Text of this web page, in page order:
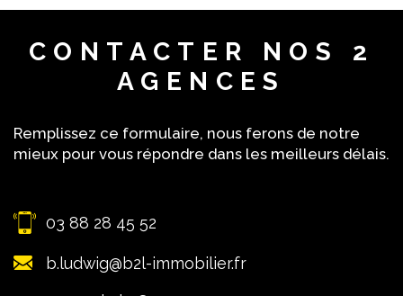
CONTACTER NOS 2
AGENCES
Remplissez ce formulaire, nous ferons de notre
mieux pour vous répondre dans les meilleurs délais.
03 88 28 45 52
b.ludwig@b2l-immobilier.fr